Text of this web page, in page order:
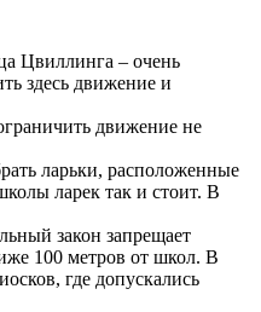
Цвиллинга – очень
здесь движение и
движение не
ларьки, расположенные
ларек так и стоит. В
закон запрещает
100 метров от школ. В
где допускались